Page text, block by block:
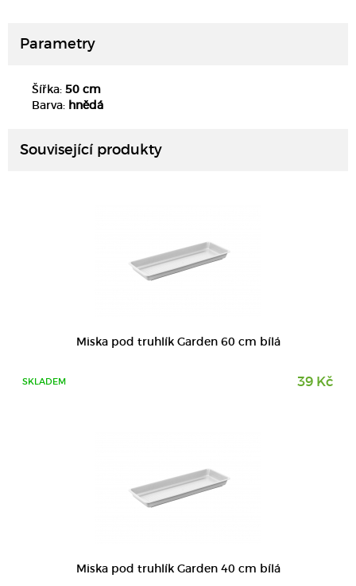
Parametry
Šířka: 50 cm
Barva: hnědá
Související produkty
Miska pod truhlík Garden 60 cm bílá
SKLADEM 39 Kč
Miska pod truhlík Garden 40 cm bílá